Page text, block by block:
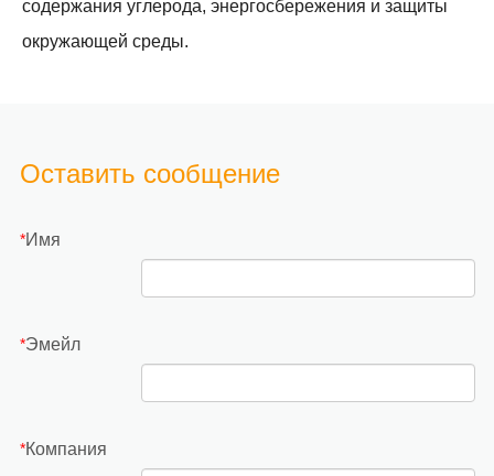
содержания углерода, энергосбережения и защиты
окружающей среды.
Оставить сообщение
*Имя
*Эмейл
*Компания